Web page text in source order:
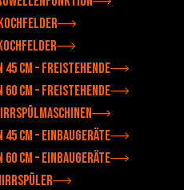
cm – Freistehende
cm – Freistehende
cm – Einbaugeräte
cm – Einbaugeräte